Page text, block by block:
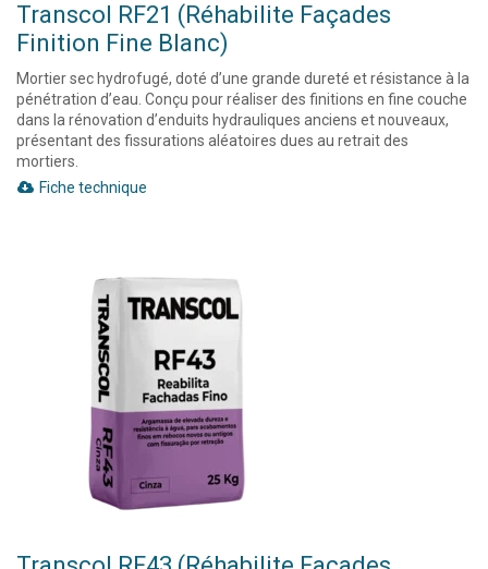
Transcol RF21 (Réhabilite Façades
Finition Fine Blanc)
Mortier sec hydrofugé, doté d’une grande dureté et résistance à la
pénétration d’eau. Conçu pour réaliser des finitions en fine couche
dans la rénovation d’enduits hydrauliques anciens et nouveaux,
présentant des fissurations aléatoires dues au retrait des
mortiers.
Fiche technique